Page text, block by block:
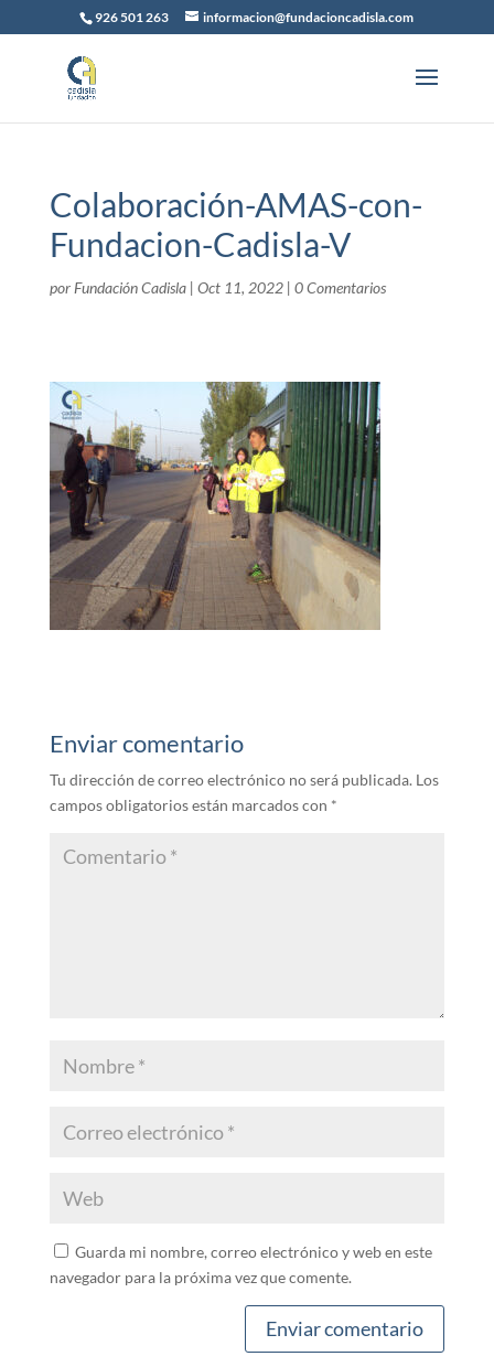
926 501 263 informacion@fundacioncadisla.com
Colaboración-AMAS-con-
Fundacion-Cadisla-V
por Fundación Cadisla| Oct 11, 2022| 0 Comentarios
Enviar comentario
Tu dirección de correo electrónico no será publicada. Los
campos obligatorios están marcados con *
Guarda mi nombre, correo electrónico y web en este
navegador para la próxima vez que comente.